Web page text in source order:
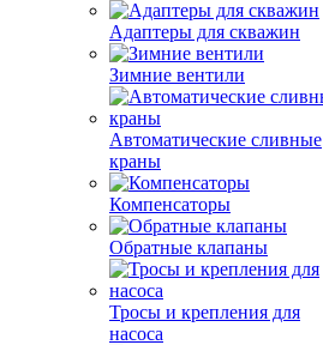
Адаптеры для скважин
Зимние вентили
Автоматические сливные
краны
Компенсаторы
Обратные клапаны
Тросы и крепления для
насоса